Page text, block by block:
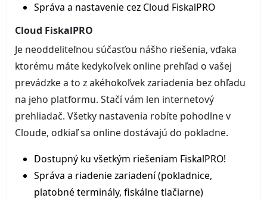
Správa a nastavenie cez Cloud FiskalPRO
Cloud FiskalPRO
Je neoddeliteľnou súčasťou nášho riešenia, vďaka
ktorému máte kedykoľvek online prehľad o vašej
prevádzke a to z akéhokoľvek zariadenia bez ohľadu
na jeho platformu. Stačí vám len internetový
prehliadač. Všetky nastavenia robíte pohodlne v
Cloude, odkiaľ sa online dostávajú do pokladne.
Dostupný ku všetkým riešeniam FiskalPRO!
Správa a riadenie zariadení (pokladnice,
platobné terminály, fiskálne tlačiarne)